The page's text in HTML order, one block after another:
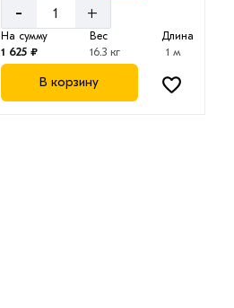
- +
На сумму
1 625 ₽
Вес
16.3 кг
Длина
1 м
В корзину